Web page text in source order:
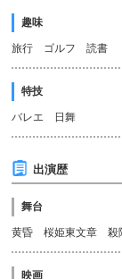
趣味
旅行 ゴルフ 読書
特技
バレエ 日舞
出演歴
舞台
黄昏 桜姫東文章 殺
映画